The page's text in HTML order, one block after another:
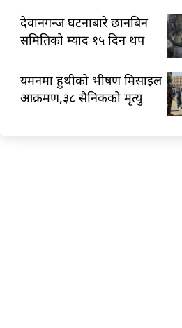
देवानगन्ज घटनाबारे छानबिन
समितिको म्याद १५ दिन थप
यमनमा हुथीको भीषण मिसाइल
आक्रमण,३८ सैनिकको मृत्यु